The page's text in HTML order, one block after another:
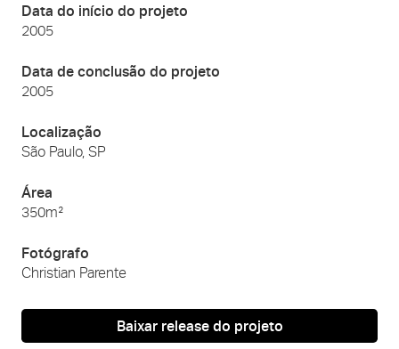
Data do início do projeto
2005
Data de conclusão do projeto
2005
Localização
São Paulo, SP
Área
350m²
Fotógrafo
Christian Parente
Baixar release do projeto